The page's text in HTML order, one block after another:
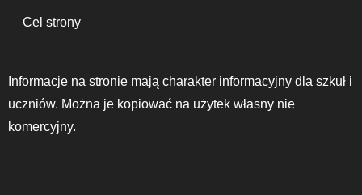
Cel strony
Informacje na stronie mają charakter informacyjny dla szkuł i
uczniów. Można je kopiować na użytek własny nie
komercyjny.